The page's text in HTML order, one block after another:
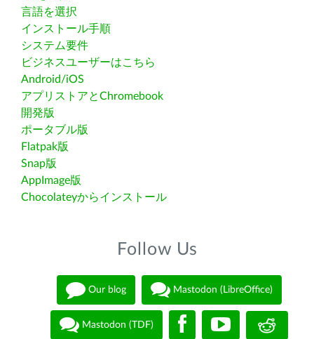
言語を選択
インストール手順
システム要件
ビジネスユーザーはこちら
Android/iOS
アプリストアとChromebook
開発版
ポータブル版
Flatpak版
Snap版
AppImage版
Chocolateyからインストール
Follow Us
Our blog Mastodon (LibreOffice)
Mastodon (TDF)